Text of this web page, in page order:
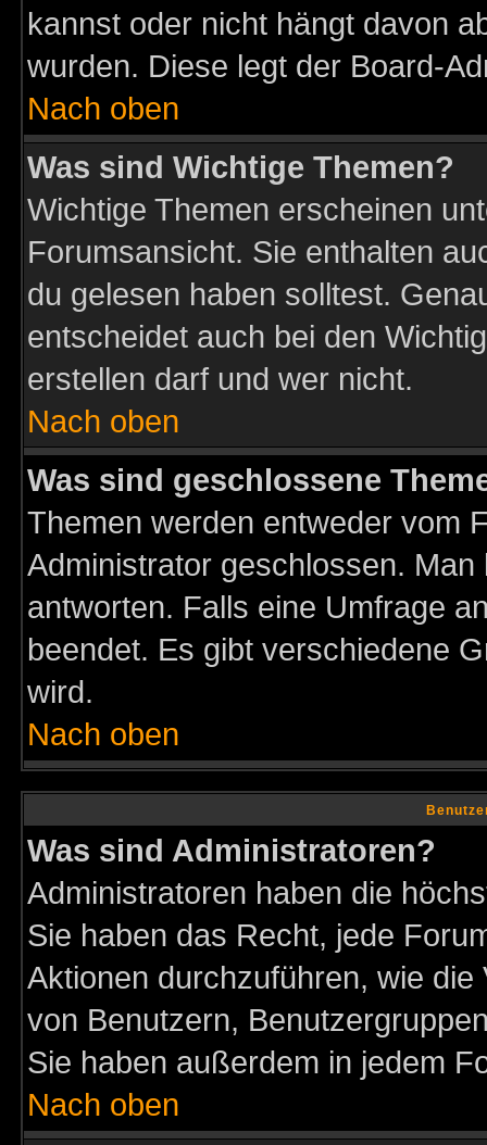
kannst oder nicht hängt davon
wurden. Diese legt der Board-
Nach oben
Was sind Wichtige Themen?
Wichtige Themen erscheinen
Forumsansicht. Sie enthalten
du gelesen haben solltest.
entscheidet auch bei den
erstellen darf und wer nicht.
Nach oben
Was sind geschlossene
Themen werden entweder vom
Administrator geschlossen.
antworten. Falls eine Umfrage
beendet. Es gibt verschiedene
wird.
Nach oben
Was sind Administratoren?
Administratoren haben die
Sie haben das Recht, jede
Aktionen durchzuführen, wie
von Benutzern,
Sie haben außerdem in jedem
Nach oben